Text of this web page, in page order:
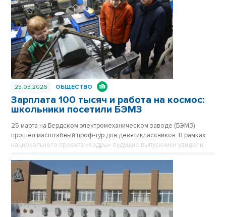
25.03.2026 ОБЩЕСТВО
Зарплата 100 тысяч и работа на космос:
школьники посетили БЭМЗ
25 марта на Бердском электромеханическом заводе (БЭМЗ)
прошел масштабный проф-тур для девятиклассников. В рамках
национального проекта «Кадры» будущие выпускники увидели,
как работает крупнейшее машиностроительное предприятие
региона, обеспечивающее в том числе российскую космонавтику
высокоточными приборами уже 67 лет.